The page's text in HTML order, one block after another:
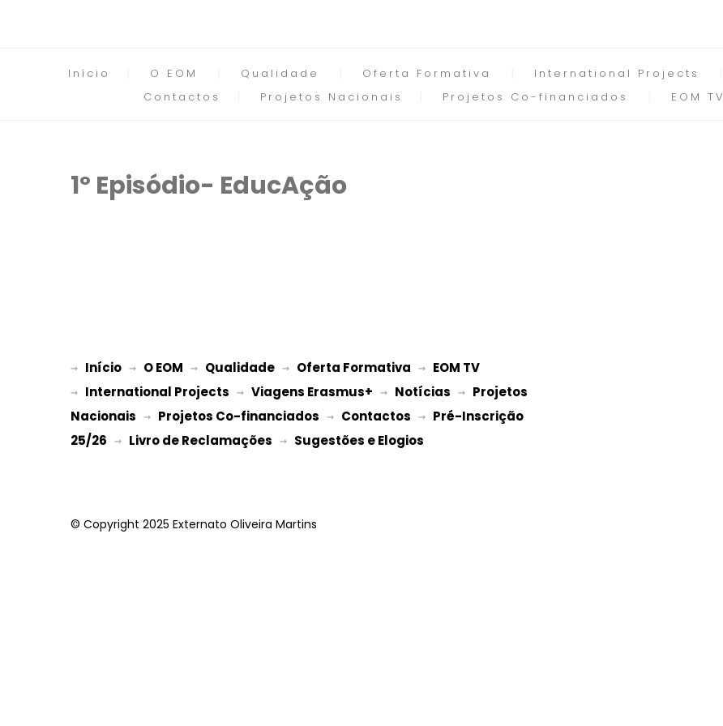
Início O EOM Qualidade Oferta Formativa International Projects
Contactos
Projetos Nacionais Projetos Co-financiados EOM TV
1º Episódio- EducAção
→ Início → O EOM → Qualidade → Oferta Formativa → EOM TV
→ International Projects → Viagens Erasmus+ → Notícias → Projetos
Nacionais → Projetos Co-financiados → Contactos → Pré-Inscrição
25/26 → Livro de Reclamações → Sugestões e Elogios
© Copyright 2025 Externato Oliveira Martins